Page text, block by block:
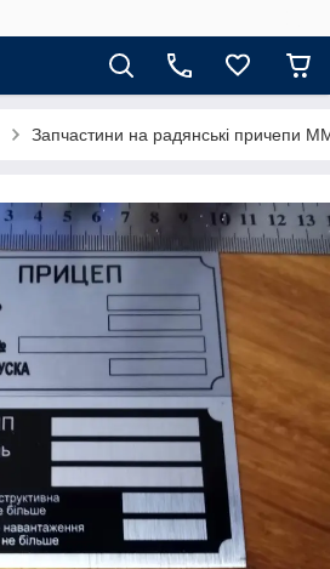
Запчастини на радянські причепи